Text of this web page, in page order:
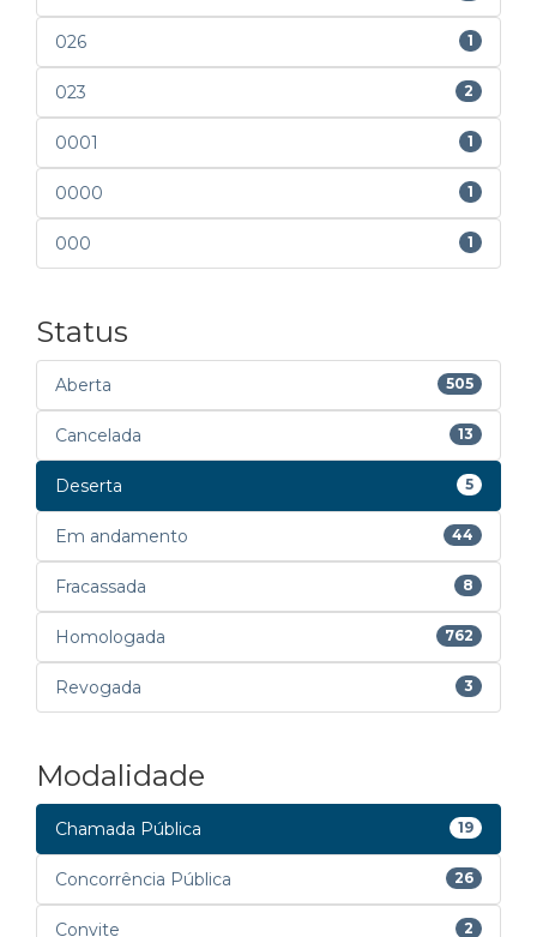
026 1
023 2
0001 1
0000 1
000 1
Status
Aberta 505
Cancelada 13
Deserta 5
Em andamento 44
Fracassada 8
Homologada 762
Revogada 3
Modalidade
Chamada Pública 19
Concorrência Pública 26
Convite 2